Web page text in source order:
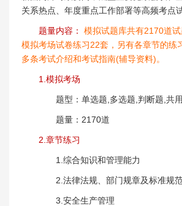
关系热点、年度重点工作部署等高频考点试
题量内容： 模拟试题库共有2170道
模拟考场试卷练习22套，另有各章节的练
多条考试介绍和考试指南(辅导资料)。
1.模拟考场
题型：单选题,多选题,判断题,共
题量：2170道
2.章节练习
1.综合知识和管理能力
2.法律法规、部门规章及标准规
3.安全生产管理